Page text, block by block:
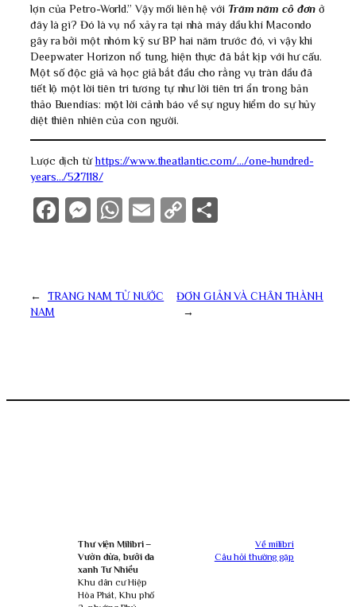
lợn của Petro-World.” Vậy mối liên hệ với Trăm năm cô đơn ở
đây là gì? Đó là vụ nổ xảy ra tại nhà máy dầu khí Macondo
gây ra bởi một nhóm kỹ sư BP hai năm trước đó, vì vậy khi
Deepwater Horizon nổ tung, hiện thực đã bắt kịp với hư cấu.
Một số độc giả và học giả bắt đầu cho rằng vụ tràn dầu đã
tiết lộ một lời tiên tri tương tự như lời tiên tri ẩn trong bản
thảo Buendías: một lời cảnh báo về sự nguy hiểm do sự hủy
diệt thiên nhiên của con người.
Lược dịch từhttps://www.theatlantic.com/…/one-hundred-
years…/527118/
Facebook
Messenger
WhatsApp
Email
Copy
←
TRANG NAM TỬ NƯỚC
NAM
ĐƠN GIẢN VÀ CHÂN THÀNH
→
Thư viện Milibri –
Vườn dừa, bưởi da
xanh Tư Nhiều
Khu dân cư Hiệp
Hòa Phát, Khu phố
Về milibri
Câu hỏi thường gặp